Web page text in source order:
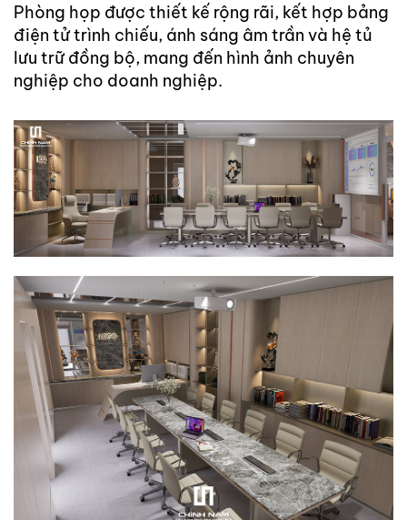
Phòng họp được thiết kế rộng rãi, kết hợp bảng
điện tử trình chiếu, ánh sáng âm trần và hệ tủ
lưu trữ đồng bộ, mang đến hình ảnh chuyên
nghiệp cho doanh nghiệp.